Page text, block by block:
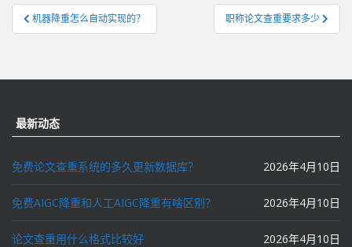
文
章
航
机器降重怎么自动实现的？ 职称论文查重要求多少
最新动态
免费论文查重系统的多久更新数据库？ 2026年4月10日
免费AIGC降重和人工AIGC降重有啥区别？ 2026年4月10日
论文查重用什么格式比较好 2026年4月10日